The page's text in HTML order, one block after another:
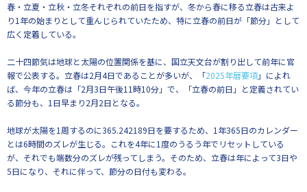
春・立夏・立秋・立冬それぞれの前日を指すが、冬から春に移る立春は古来よ
り1年の始まりとして重んじられていたため、特に立春の前日が「節分」として
広く定着している。
二十四節気は地球と太陽の位置関係を基に、国立天文台が割り出して前年に官
報で公表する。立春は2月4日であることが多いが、「2025年暦要項」によれ
ば、今年の立春は「2月3日午後11時10分」で、「立春の前日」と定義されてい
る節分も、1日早まり2月2日となる。
地球が太陽を1周するのに365.242189日を要するため、1年365日のカレンダー
とは6時間のズレが生じる。これを4年に1度のうるう年でリセットしている
が、それでも端数分のズレが残ってしまう。そのため、立春は年によって3日や
5日になり、それに伴って、節分の日付も変わる。